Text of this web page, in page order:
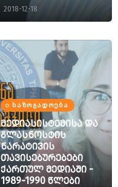
2018-12-18
ᲡᲐᲖᲝᲒᲐᲓᲝᲔᲑᲐ
მედიასისტემისა და
გლასნოსტის
ნარატივის
თავისებურებები
ქართულ მედიაში -
1989-1990 წლები